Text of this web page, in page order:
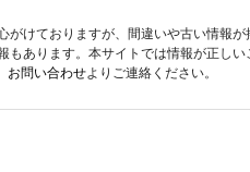
がけておりますが、間違いや古い情報
もあります。本サイトでは情報が正し
お問い合わせよりご連絡ください。